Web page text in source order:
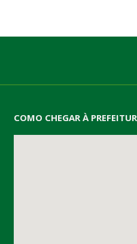
COMO CHEGAR À